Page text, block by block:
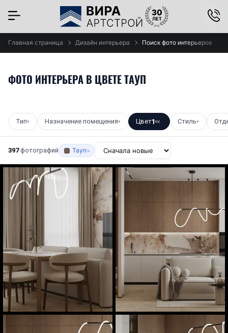
Главная страница Дизайн интерьера Поиск фото интерьеров
ФОТО ИНТЕРЬЕРА В ЦВЕТЕ ТАУП
Тип▾ Назначение помещения▾ Цвет1▾✕ Стиль▾
397фотографий Тауп×
×